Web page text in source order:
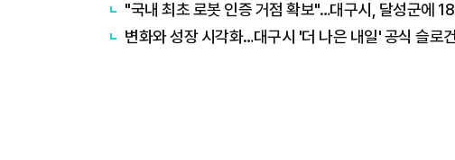
"국내 최초 로봇 인증 거점 확보"…대구시, 달성군에
변화와 성장 시각화…대구시 '더 나은 내일' 공식 슬로